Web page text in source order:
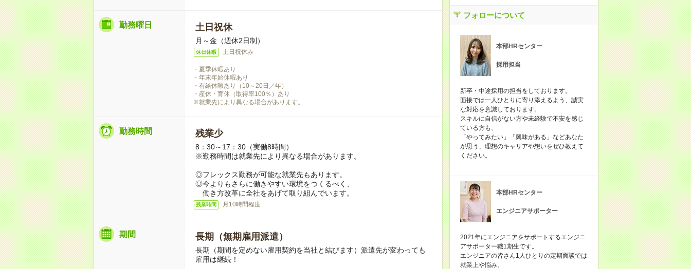
勤務曜日 土日祝休
月～金（週休2日制）
休日休暇 土日祝休み
・夏季休暇あり
・年末年始休暇あり
・有給休暇あり（10～20日／年）
・産休・育休（取得率100％）あり
※就業先により異なる場合があります。
勤務時間 残業少
8：30～17：30（実働8時間）
※勤務時間は就業先により異なる場合があります。
◎フレックス勤務が可能な就業先もあります。
◎今よりもさらに働きやすい環境をつくるべく、
働き方改革に全社をあげて取り組んでいます。
残業時間 月10時間程度
期間 長期（無期雇用派遣）
長期（期間を定めない雇用契約を当社と結びます）派遣先が変わっても
雇用は継続！
フォローについて
本部HRセンター
採用担当
新卒・中途採用の担当をしております。
面接では一人ひとりに寄り添えるよう、誠実
な対応を意識しております。
スキルに自信がない方や未経験で不安を感じ
ている方も、
「やってみたい」「興味がある」などあなた
が思う、理想のキャリアや想いをぜひ教えて
ください。
本部HRセンター
エンジニアサポーター
2021年にエンジニアをサポートするエンジニ
アサポーター職1期生です。
エンジニアの皆さん1人ひとりの定期面談では
就業上や悩み、